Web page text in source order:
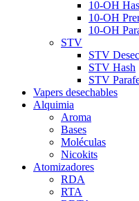
10-OH
10-OH
10-OH
STV
STV
STV Hash
STV
Vapers desechables
Alquimia
Aroma
Bases
Moléculas
Nicokits
Atomizadores
RDA
RTA